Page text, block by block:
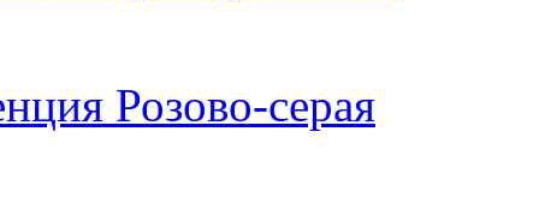
Розово-серая